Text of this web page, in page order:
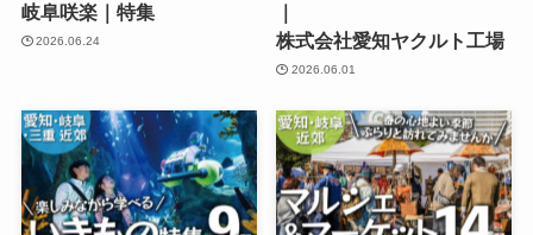
岐阜咲楽｜特集
2026.06.24
｜
株式会社愛知ヤクルト工場
2026.06.01